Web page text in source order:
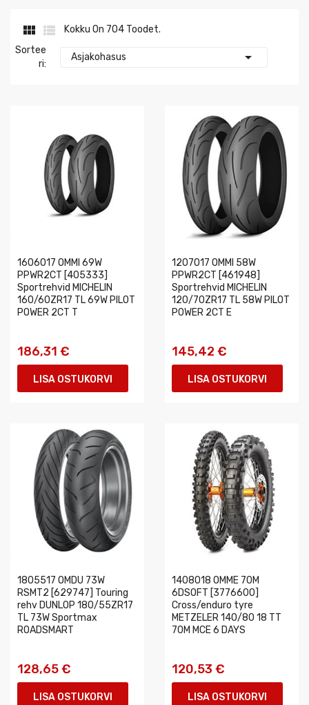
 
Kokku On 704 Toodet.
Sortee
Ri:
Asjakohasus 
1606017 OMMI 69W
PPWR2CT [405333]
Sportrehvid MICHELIN
160/60ZR17 TL 69W PILOT
POWER 2CT T
186,31 €
LISA OSTUKORVI
1207017 OMMI 58W
PPWR2CT [461948]
Sportrehvid MICHELIN
120/70ZR17 TL 58W PILOT
POWER 2CT E
145,42 €
LISA OSTUKORVI
1805517 OMDU 73W
RSMT2 [629747] Touring
rehv DUNLOP 180/55ZR17
TL 73W Sportmax
ROADSMART
128,65 €
LISA OSTUKORVI
1408018 OMME 70M
6DSOFT [3776600]
Cross/enduro tyre
METZELER 140/80 18 TT
70M MCE 6 DAYS
120,53 €
LISA OSTUKORVI